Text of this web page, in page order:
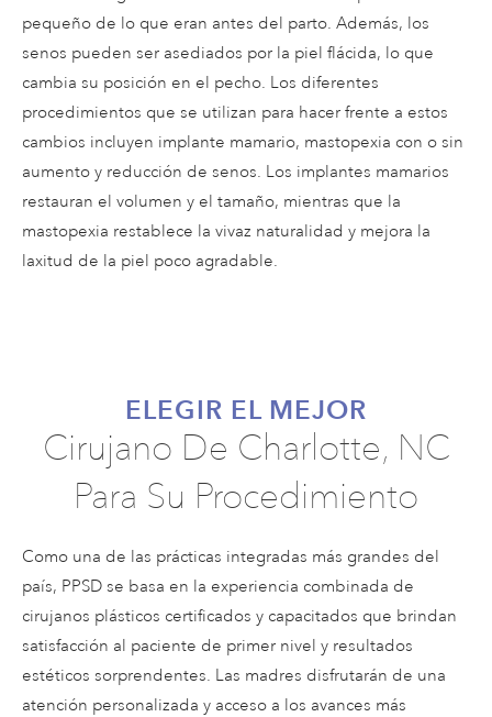
pequeño de lo que eran antes del parto. Además, los
senos pueden ser asediados por la piel flácida, lo que
cambia su posición en el pecho. Los diferentes
procedimientos que se utilizan para hacer frente a estos
cambios incluyen implante mamario, mastopexia con o sin
aumento y reducción de senos. Los implantes mamarios
restauran el volumen y el tamaño, mientras que la
mastopexia restablece la vivaz naturalidad y mejora la
laxitud de la piel poco agradable.
ELEGIR EL MEJOR
Cirujano De Charlotte, NC
Para Su Procedimiento
Como una de las prácticas integradas más grandes del
país, PPSD se basa en la experiencia combinada de
cirujanos plásticos certificados y capacitados que brindan
satisfacción al paciente de primer nivel y resultados
estéticos sorprendentes. Las madres disfrutarán de una
atención personalizada y acceso a los avances más